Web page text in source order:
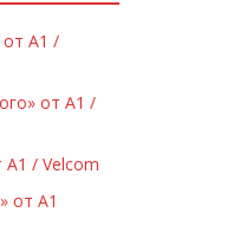
от А1 /
от А1 /
А1 / Velcom
от А1